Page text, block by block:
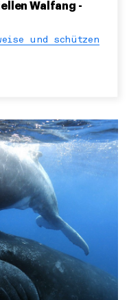
Walfang -
und schützen